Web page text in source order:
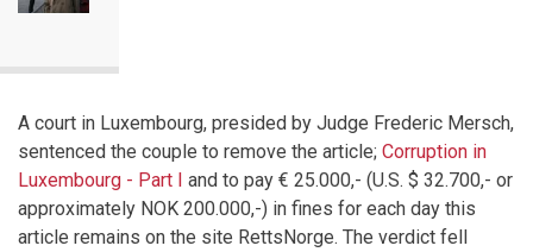
A court in Luxembourg, presided by Judge Frederic Mersch,
sentenced the couple to remove the article; Corruption in
Luxembourg - Part I and to pay € 25.000,- (U.S. $ 32.700,- or
approximately NOK 200.000,-) in fines for each day this
article remains on the site RettsNorge. The verdict fell